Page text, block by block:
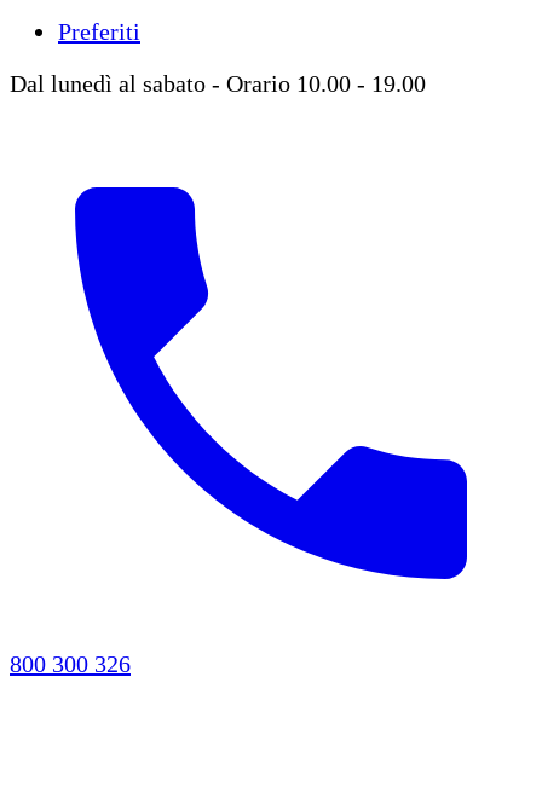
Preferiti
Dal lunedì al sabato - Orario 10.00 - 19.00
800 300 326